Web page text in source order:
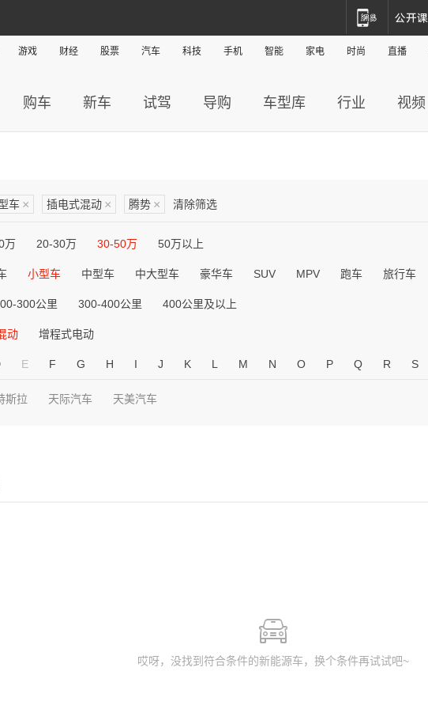
游戏 财经 股票 汽车 科技 手机 智能 家电 时尚 直播
购车 新车 试驾 导购 车型库 行业 视频
车 × 插电式混动 × 腾势 × 清除筛选
万 20-30万 30-50万 50万以上
小型车 中型车 中大型车 豪华车 SUV MPV 跑车 旅行车
300公里 300-400公里 400公里及以上
动 增程式电动
E F G H I J K L M N O P Q R S
斯拉 天际汽车 天美汽车
哎呀，没找到符合条件的新能源车，换个条件再试试吧~